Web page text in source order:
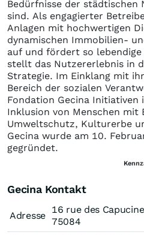
Bedürfnisse der städtischen
sind. Als engagierter
Anlagen mit hochwertigen
dynamischen Immobilien-
auf und fördert so lebendige
stellt das Nutzererlebnis in
Strategie. Im Einklang mit
Bereich der sozialen
Fondation Gecina Initiativen
Inklusion von Menschen mit
Umweltschutz, Kulturerbe
Gecina wurde am 10.
gegründet.
Gecina Kontakt
Adresse
16 rue des
75084